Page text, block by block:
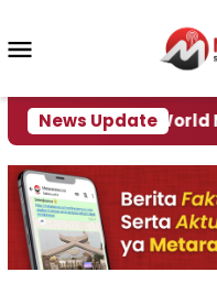
konten
News Update
Rumah World